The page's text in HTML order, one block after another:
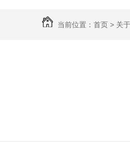
当前位置： 首页 > 关